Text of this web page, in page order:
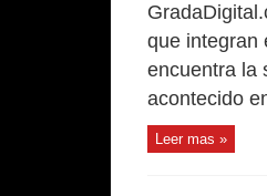
que integran
encuentra la
acontecido
Leer mas »